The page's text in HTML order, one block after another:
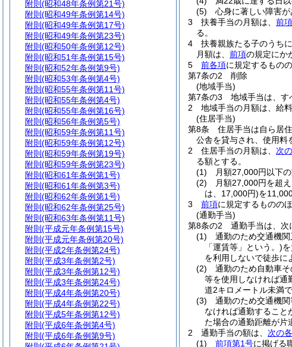
(5)
心身に著しい障害
3
扶養手当の月額は、 前
る。
4
扶養親族たる子のうち
月額は、 前項の規定にか
5
前各項に規定するもの
第7条の2
削除
(地域手当)
第7条の3
地域手当は、す
2
地域手当の月額は、給
(住居手当)
第8条
住居手当は自ら居
公舎を貸与され、使用料
2
住居手当の月額は、 次
る額とする。
(1)
月額27,000円以下
(2)
月額27,000円を超
は、17,000円)を
3
前項に規定するものの
(通勤手当)
第8条の2
通勤手当は、次
(1)
通勤のため交通機
「運賃等」という。)
を利用しないで徒歩に
(2)
通勤のため自動車
等を使用しなければ通
道2キロメートル未満
(3)
通勤のため交通機
なければ通勤すること
た場合の通勤距離が片
2
通勤手当の額は、 次の
(1)
前項第1号に掲げる
附則 (昭和48年条例第21号)
附則 (昭和49年条例第14号)
附則 (昭和49年条例第17号)
附則 (昭和49年条例第23号)
附則 (昭和50年条例第12号)
附則 (昭和51年条例第15号)
附則 (昭和52年条例第9号)
附則 (昭和53年条例第4号)
附則 (昭和55年条例第11号)
附則 (昭和55年条例第4号)
附則 (昭和55年条例第16号)
附則 (昭和56年条例第5号)
附則 (昭和59年条例第11号)
附則 (昭和59年条例第12号)
附則 (昭和59年条例第19号)
附則 (昭和59年条例第23号)
附則 (昭和61年条例第1号)
附則 (昭和61年条例第3号)
附則 (昭和62年条例第1号)
附則 (昭和62年条例第25号)
附則 (昭和63年条例第11号)
附則 (平成元年条例第15号)
附則 (平成元年条例第20号)
附則 (平成2年条例第24号)
附則 (平成3年条例第2号)
附則 (平成3年条例第12号)
附則 (平成3年条例第24号)
附則 (平成4年条例第20号)
附則 (平成4年条例第22号)
附則 (平成5年条例第12号)
附則 (平成6年条例第4号)
附則 (平成6年条例第9号)